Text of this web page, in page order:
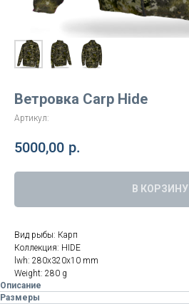
Ветровка Carp Hide
Артикул:
5000,00 р.
В КОРЗИНУ
Вид рыбы: Карп
Коллекция: HIDE
lwh: 280x320x10 mm
Weight: 280 g
Описание
Размеры